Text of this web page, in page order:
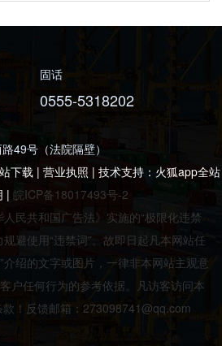
固话
0555-5318202
49号（法院隔壁）
下载 | 营业执照 | 技术支持： 火狐app全站
| 皖ICP备18017493号-2
民共和国广告法》实施的“极限化违禁
避使用“违禁词”。故即日起凡本网站任
介绍的文字或图片，一律非本网站主观意
户任何行为的参考依据。凡访客访问本
！反馈邮箱：273098741@qq.com